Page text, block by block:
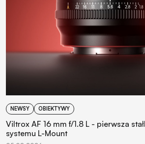
NEWSY OBIEKTYWY
Viltrox AF 16 mm f/1.8 L - pierwsza
systemu L-Mount